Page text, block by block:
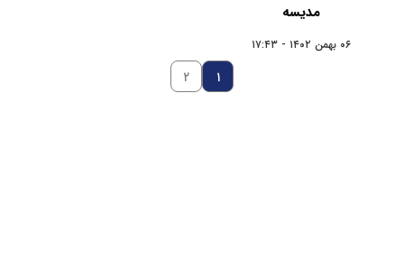
مدیسه
۰۶ بهمن ۱۴۰۲ - ۱۷:۴۳
۱ ۲